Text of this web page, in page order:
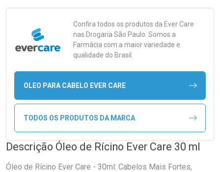
Confira todos os produtos da Ever Care
nas Drogaria São Paulo. Somos a
Farmácia com a maior variedade e
qualidade do Brasil.
OLEO PARA CABELO EVER CARE
TODOS OS PRODUTOS DA MARCA
Descrição Óleo de Rícino Ever Care 30 ml
Óleo de Rícino Ever Care - 30ml: Cabelos Mais Fortes,